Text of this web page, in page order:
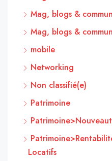
Mag, blogs &
Mag, blogs &
mobile
Networking
Non classifié(e)
Patrimoine
Locatifs